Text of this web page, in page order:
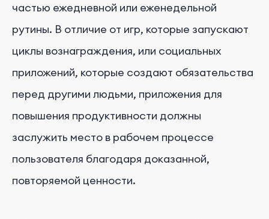
частью ежедневной или еженедельной
рутины. В отличие от игр, которые запускают
циклы вознаграждения, или социальных
приложений, которые создают обязательства
перед другими людьми, приложения для
повышения продуктивности должны
заслужить место в рабочем процессе
пользователя благодаря доказанной,
повторяемой ценности.